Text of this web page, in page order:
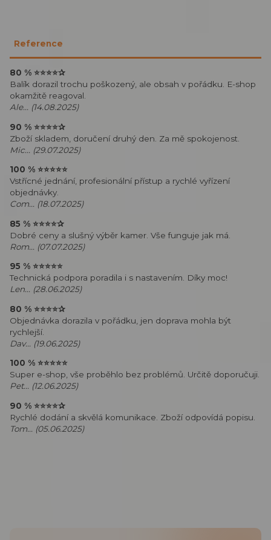
Reference
80 % ⭐⭐⭐⭐✰
Balík dorazil trochu poškozený, ale obsah v pořádku. E-shop
okamžitě reagoval.
Ale... (14.08.2025)
90 % ⭐⭐⭐⭐✰
Zboží skladem, doručení druhý den. Za mě spokojenost.
Mic... (29.07.2025)
100 % ⭐⭐⭐⭐⭐
Vstřícné jednání, profesionální přístup a rychlé vyřízení
objednávky.
Com... (18.07.2025)
85 % ⭐⭐⭐⭐✰
Dobré ceny a slušný výběr kamer. Vše funguje jak má.
Rom... (07.07.2025)
95 % ⭐⭐⭐⭐⭐
Technická podpora poradila i s nastavením. Díky moc!
Len... (28.06.2025)
80 % ⭐⭐⭐⭐✰
Objednávka dorazila v pořádku, jen doprava mohla být
rychlejší.
Dav... (19.06.2025)
100 % ⭐⭐⭐⭐⭐
Super e-shop, vše proběhlo bez problémů. Určitě doporučuji.
Pet... (12.06.2025)
90 % ⭐⭐⭐⭐✰
Rychlé dodání a skvělá komunikace. Zboží odpovídá popisu.
Tom... (05.06.2025)